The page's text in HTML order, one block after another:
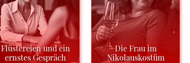
Flüstereien und ein
ernstes Gespräch
Die Frau im
Nikolauskostüm